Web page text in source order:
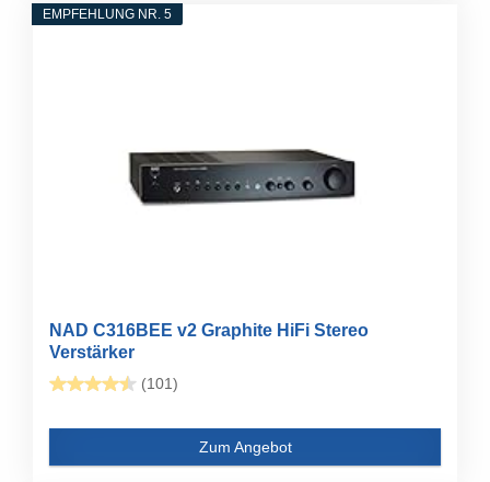
EMPFEHLUNG NR. 5
NAD C316BEE v2 Graphite HiFi Stereo
Verstärker
(101)
Zum Angebot